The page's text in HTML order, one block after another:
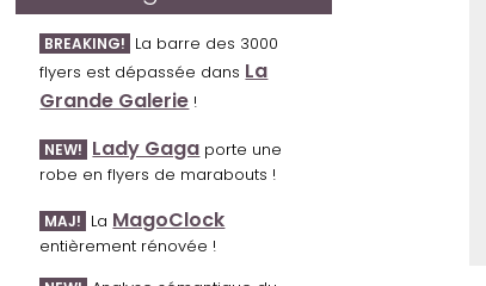
BREAKING! La barre des 3000
flyers est dépassée dans La
Grande Galerie !
NEW! Lady Gaga porte une
robe en flyers de marabouts !
MAJ! La MagoClock
entièrement rénovée !